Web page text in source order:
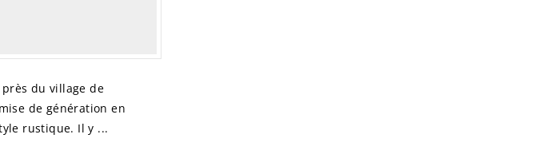
du village de
de génération en
rustique. Il y ...